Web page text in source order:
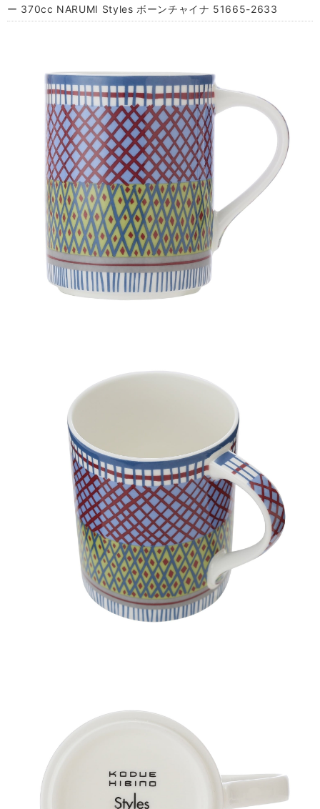
ー 370cc NARUMI Styles ボーンチャイナ 51665-2633